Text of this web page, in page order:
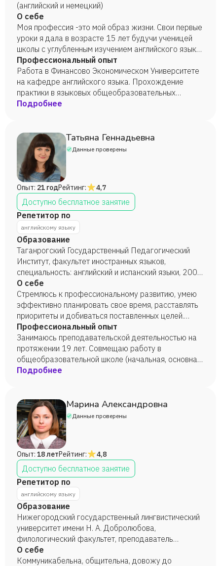
(английский и немецкий)
О себе
Моя профессия -это мой образ жизни. Свои первые
уроки я дала в возрасте 15 лет будучи ученицей
школы с углубленным изучением английского языка.
С тех пор я в профессии. Поддерживать языковой
уровень мне помогает общение с друзьями из
других стран и путешествия.
Профессиональный опыт
Работа в Финансово Экономическом Университете
на кафедре английского языка. Прохождение
практики в языковых общеобразовательных
школах. Работа на языковых курсах со
Подробнее
Татьяна Геннадьевна
Данные проверены
Опыт: 21 годРейтинг: 4,7
Доступно бесплатное занятие
Репетитор по
английскому языку
Образование
Таганрогский Государственный Педагогический
Институт, факультет иностранных языков,
специальность: английский и испанский языки, 2002
год.
О себе
Стремлюсь к профессиональному развитию, умею
эффективно планировать свое время, расставлять
приоритеты и добиваться поставленных целей.
Занимаю активную жизненную позицию, умею
находить контакт с людьми. На данный момент
имею высшую категорию. Регулярно повышаю свою
квалификацию.
Профессиональный опыт
Занимаюсь преподавательской деятельностью на
протяжении 19 лет. Совмещаю работу в
общеобразовательной школе (начальная, основная
и средняя школа) с частными уроками
Подробнее
Марина Александровна
Данные проверены
Опыт: 18 летРейтинг: 4,8
Доступно бесплатное занятие
Репетитор по
английскому языку
Образование
Нижегородский государственный лингвистический
университет имени Н. А. Добролюбова,
филологический факультет, преподаватель
английского языка, 2006 год.
О себе
Коммуникабельна, общительна, довожу до